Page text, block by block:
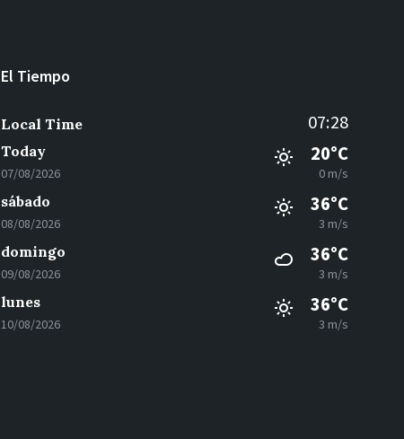
El Tiempo
Local Time 07:28
Today
07/08/2026
20°C
0 m/s
sábado
08/08/2026
36°C
3 m/s
domingo
09/08/2026
36°C
3 m/s
lunes
10/08/2026
36°C
3 m/s